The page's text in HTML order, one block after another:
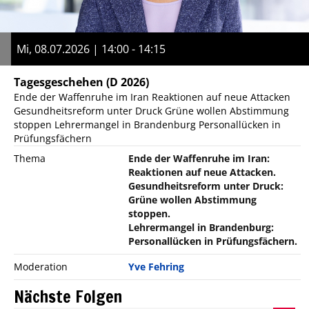
Mi, 08.07.2026 | 14:00 - 14:15
Tagesgeschehen (D 2026)
Ende der Waffenruhe im Iran Reaktionen auf neue Attacken
Gesundheitsreform unter Druck Grüne wollen Abstimmung
stoppen Lehrermangel in Brandenburg Personallücken in
Prüfungsfächern
Thema
Ende der Waffenruhe im Iran:
Reaktionen auf neue Attacken.
Gesundheitsreform unter Druck:
Grüne wollen Abstimmung
stoppen.
Lehrermangel in Brandenburg:
Personallücken in Prüfungsfächern.
Moderation
Yve Fehring
Nächste Folgen